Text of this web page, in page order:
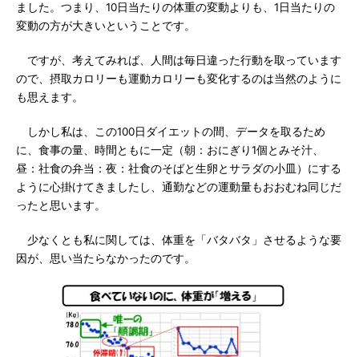
ました。つまり、10日当たりの体重の変動よりも、1日当たりの
変動の方が大きいということです。
ですが、考えてみれば、人間は毎日違った行動を取っています
ので、摂取カロリーも運動カロリーも変化するのは当然のように
も思えます。
しかし私は、この100日ダイエットの間、データを取るため
に、食事の量、時間ともに一定（朝：おにぎり1個とみそ汁、
昼：社食の弁当：夜：社食のそばと生卵とサラダの小皿）にする
ように心掛けてきましたし、通勤などの運動量もおおむね同じだ
ったと思います。
少なくとも私に関しては、体重を「バタバタ」させるような要
因が、思い当たらなかったのです。